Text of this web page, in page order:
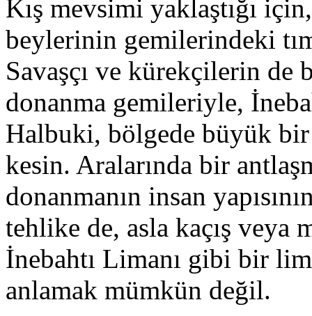
Kış mevsimi yaklaştığı
beylerinin gemilerindeki
Savaşçı ve kürekçilerin de
donanma gemileriyle,
Halbuki, bölgede büyük bir
kesin. Aralarında bir
donanmanın insan
tehlike de, asla kaçış veya
İnebahtı Limanı gibi bir
anlamak mümkün değil.